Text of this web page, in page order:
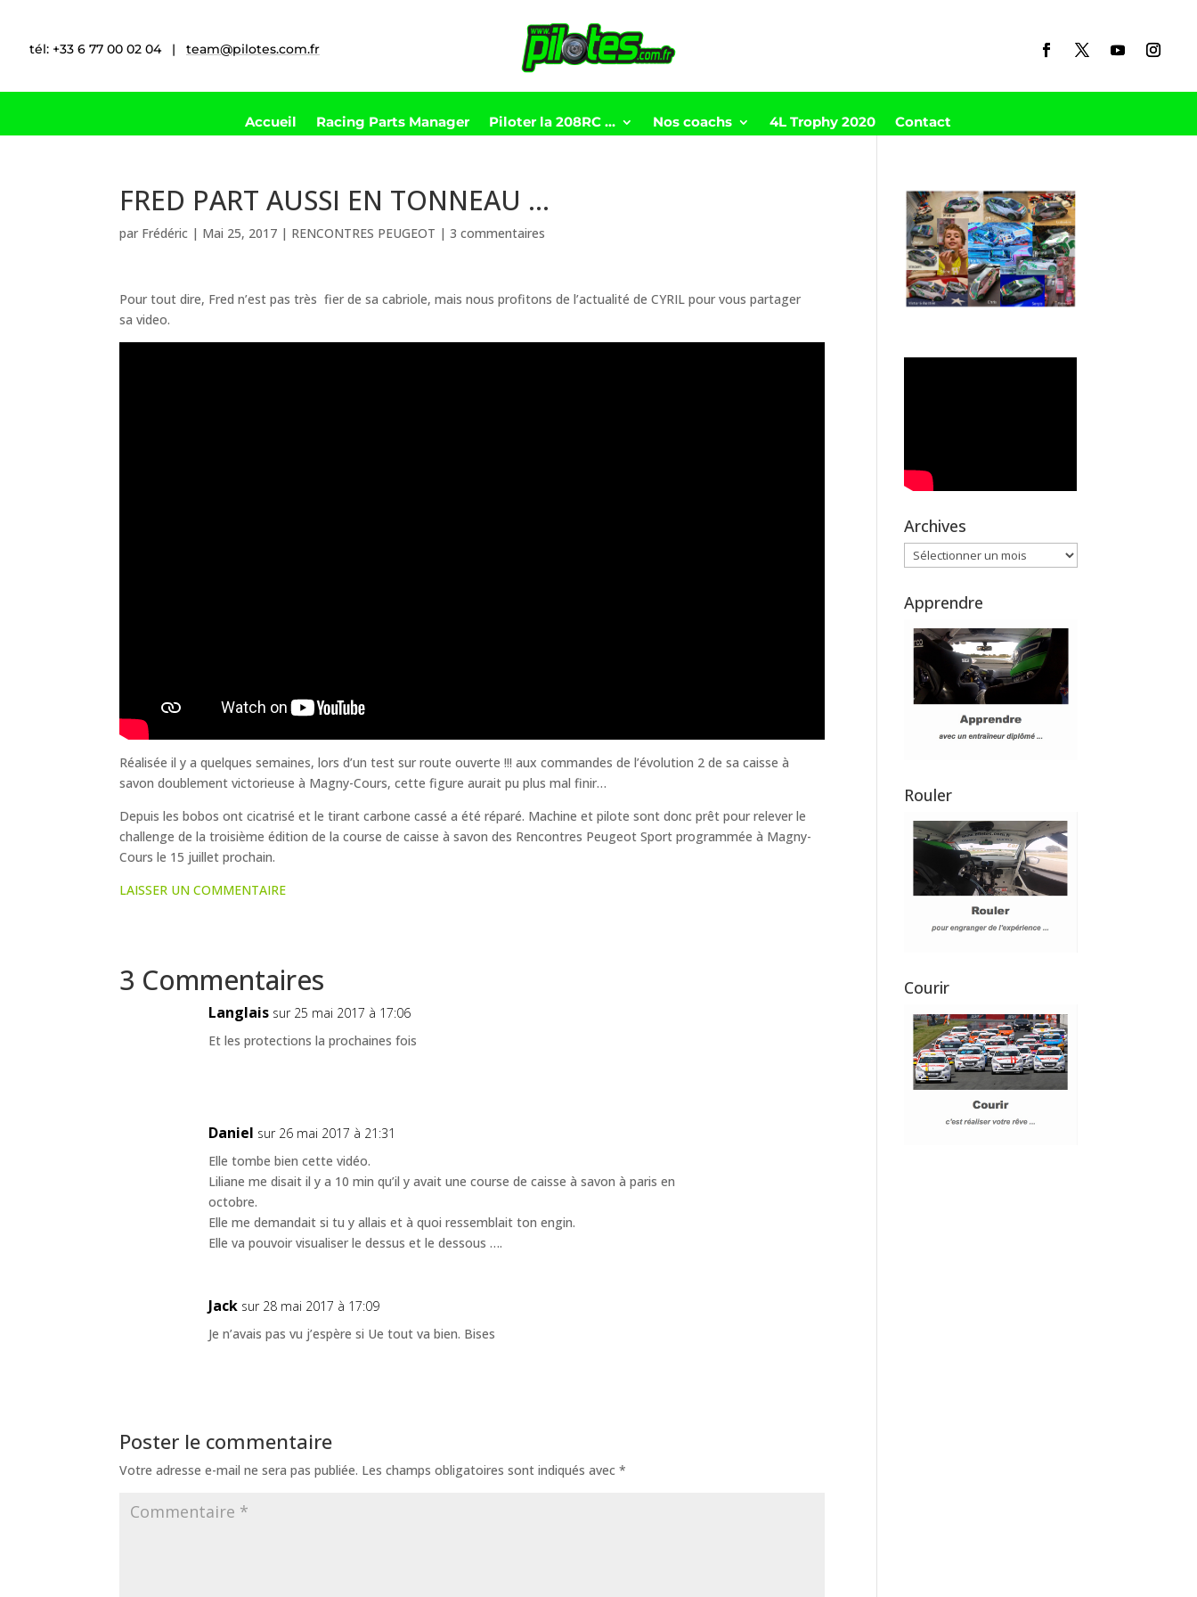
tél: +33 6 77 00 02 04 | team@pilotes.com.fr
Accueil Racing Parts Manager Piloter la 208RC … Nos coachs 4L Trophy 2020 Contact
FRED PART AUSSI EN TONNEAU …
par Frédéric | Mai 25, 2017 | RENCONTRES PEUGEOT |3 commentaires
Pour tout dire, Fred n’est pas très fier de sa cabriole, mais nous profitons de l’actualité de CYRIL pour vous partager
sa video.
Réalisée il y a quelques semaines, lors d’un test sur route ouverte !!! aux commandes de l’évolution 2 de sa caisse à
savon doublement victorieuse à Magny-Cours, cette figure aurait pu plus mal finir…
Depuis les bobos ont cicatrisé et le tirant carbone cassé a été réparé. Machine et pilote sont donc prêt pour relever le
challenge de la troisième édition de la course de caisse à savon des Rencontres Peugeot Sport programmée à Magny-
Cours le 15 juillet prochain.
LAISSER UN COMMENTAIRE
3 Commentaires
Langlais sur 25 mai 2017 à 17:06
Et les protections la prochaines fois
Daniel sur 26 mai 2017 à 21:31
Elle tombe bien cette vidéo.
Liliane me disait il y a 10 min qu’il y avait une course de caisse à savon à paris en
octobre.
Elle me demandait si tu y allais et à quoi ressemblait ton engin.
Elle va pouvoir visualiser le dessus et le dessous ….
Jack sur 28 mai 2017 à 17:09
Je n’avais pas vu j’espère si Ue tout va bien. Bises
Poster le commentaire
Votre adresse e-mail ne sera pas publiée. Les champs obligatoires sont indiqués avec*
Archives
Archives
Apprendre
Rouler
Courir